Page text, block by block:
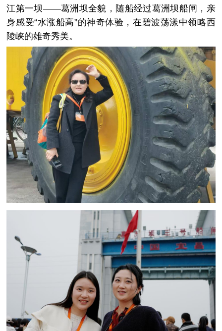
江第一坝——葛洲坝全貌，随船经过葛洲坝船闸，亲
身感受“水涨船高”的神奇体验，在碧波荡漾中领略西
陵峡的雄奇秀美。